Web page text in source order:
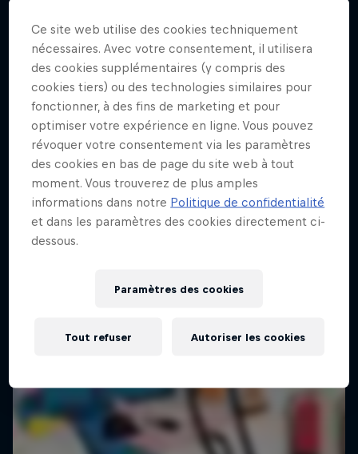
Ce site web utilise des cookies techniquement
nécessaires. Avec votre consentement, il utilisera
des cookies supplémentaires (y compris des
cookies tiers) ou des technologies similaires pour
fonctionner, à des fins de marketing et pour
optimiser votre expérience en ligne. Vous pouvez
révoquer votre consentement via les paramètres
des cookies en bas de page du site web à tout
moment. Vous trouverez de plus amples
informations dans notre Politique de confidentialité
et dans les paramètres des cookies directement ci-
dessous.
Paramètres des cookies
Tout refuser Autoriser les cookies